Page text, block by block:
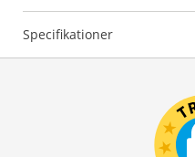
Specifikationer